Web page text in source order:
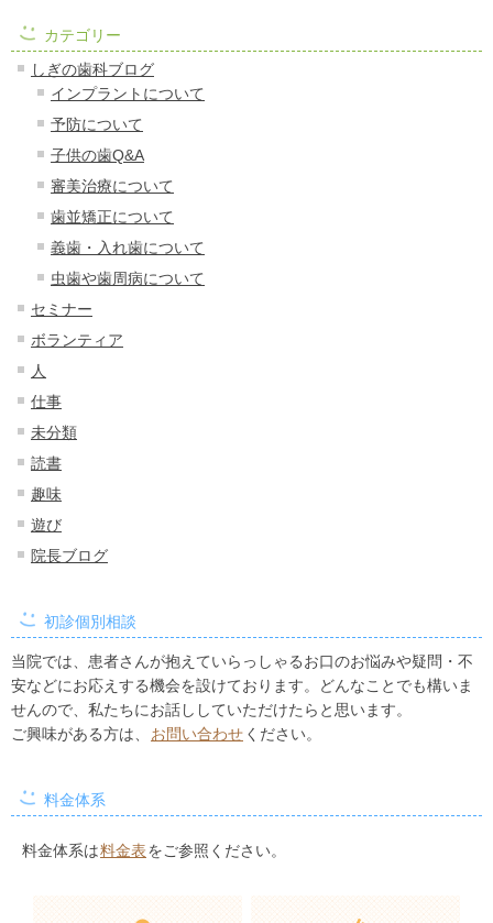
カテゴリー
しぎの歯科ブログ
インプラントについて
予防について
子供の歯Q&A
審美治療について
歯並矯正について
義歯・入れ歯について
虫歯や歯周病について
セミナー
ボランティア
人
仕事
未分類
読書
趣味
遊び
院長ブログ
初診個別相談
当院では、患者さんが抱えていらっしゃるお口のお悩みや疑問・不
安などにお応えする機会を設けております。どんなことでも構いま
せんので、私たちにお話ししていただけたらと思います。
ご興味がある方は、
お問い合わせ ください。
料金体系
料金体系は料金表をご参照ください。